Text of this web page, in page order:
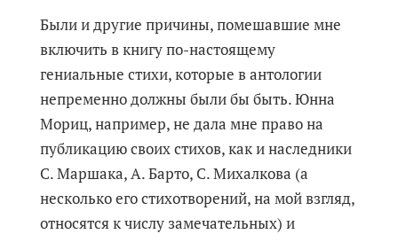
Были и другие причины, помешавшие мне
включить в книгу по-настоящему
гениальные стихи, которые в антологии
непременно должны были бы быть. Юнна
Мориц, например, не дала мне право на
публикацию своих стихов, как и наследники
С. Маршака, А. Барто, С. Михалкова (а
несколько его стихотворений, на мой взгляд,
относятся к числу замечательных) и